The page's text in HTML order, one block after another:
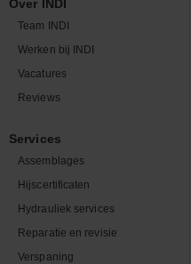
Over INDI
Team INDI
Werken bij INDI
Vacatures
Reviews
Services
Assemblages
Hijscertificaten
Hydrauliek services
Reparatie en revisie
Verspaning